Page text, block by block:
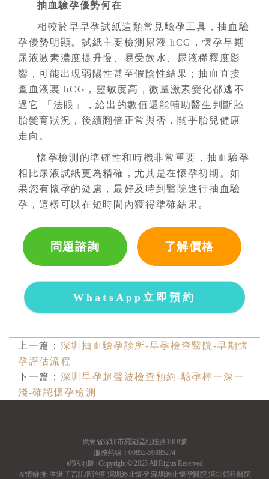
抽血驗孕優勢何在
相較於早早孕試紙這類常見驗孕工具，抽血驗
孕優勢明顯。試紙主要檢測尿液 hCG，懷孕早期
尿液激素濃度提升慢、易受飲水、尿液稀釋度影
響，可能出現弱陽性甚至假陰性結果；抽血直接
查血液裏 hCG，靈敏度高，微量激素變化都逃不
過它 「法眼」，給出的數值還能輔助醫生判斷胚
胎髮育狀況，後續翻倍正常與否，關乎胎兒健康
走向。
懷孕檢測的準確性和時機非常重要，抽血驗孕
相比尿液試紙更為精確，尤其是在懷孕初期。如
果您有懷孕的疑慮，最好及時到醫院進行抽血驗
孕，這樣可以在短時間內獲得準確結果。
問題諮詢 了解價格
WhatsApp立即預約
上一篇： 深圳抽血驗孕診所-早孕檢查醫院-早期懷
孕評估流程
下一篇： 深圳早孕超聲波檢查預約-驗孕棒一深一
淺-確認懷孕檢測
廣東省深圳市羅湖區紅桂路1018號
服務熱線：00852-59885274
網站地圖 | Copyright © 2025 All Rights Reserved
友情鏈接: 香港子宮肌瘤治療 深圳終止懷孕深圳終止懷孕醫院 深圳婦科醫院